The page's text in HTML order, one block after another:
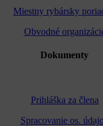
Miestny rybársky
Obvodné
Dokumenty
Prihláška za člena
Spracovanie os.